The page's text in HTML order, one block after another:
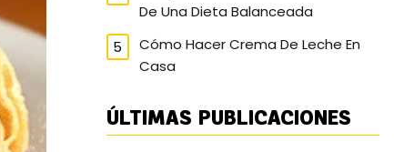
De Una Dieta Balanceada
Cómo Hacer Crema De Leche En
Casa
ÚLTIMAS PUBLICACIONES